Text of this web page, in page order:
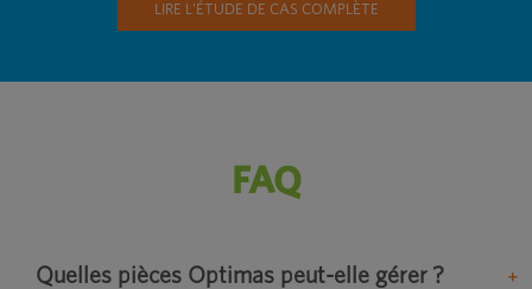
LIRE L'ÉTUDE DE CAS COMPLÈTE
FAQ
Quelles pièces Optimas peut-elle gérer ?